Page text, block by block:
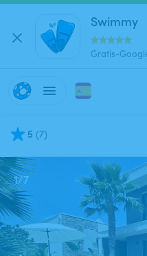
Swimmy
Gratis-
5 (7)
1/7